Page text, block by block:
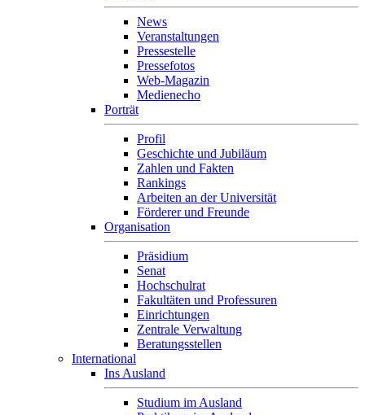
News
Veranstaltungen
Pressestelle
Pressefotos
Web-Magazin
Medienecho
Porträt
Profil
Geschichte und Jubiläum
Zahlen und Fakten
Rankings
Arbeiten an der Universität
Förderer und Freunde
Organisation
Präsidium
Senat
Hochschulrat
Fakultäten und Professuren
Einrichtungen
Zentrale Verwaltung
Beratungsstellen
International
Ins Ausland
Studium im Ausland